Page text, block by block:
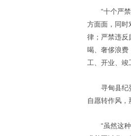
“十个严
方面面，同时
律；严禁违反
喝、奢侈浪费
工、开业、竣
寻甸县纪
自愿转作风，
“虽然这